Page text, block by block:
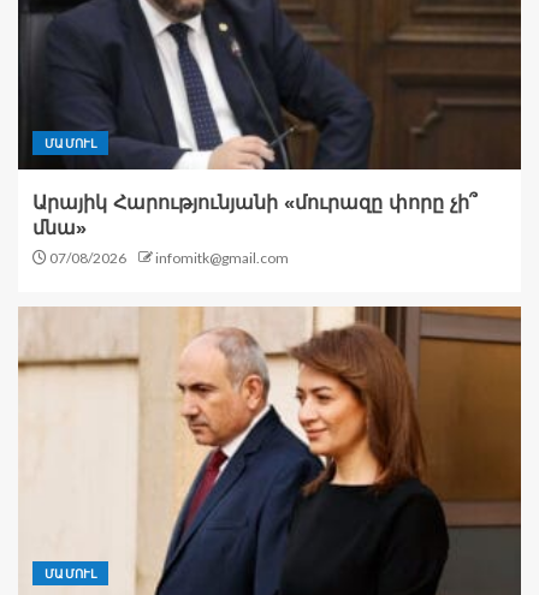
ՄԱՄՈՒԼ
Արայիկ Հարությունյանի «մուրազը փորը չի՞
մնա»
07/08/2026 infomitk@gmail.com
ՄԱՄՈՒԼ